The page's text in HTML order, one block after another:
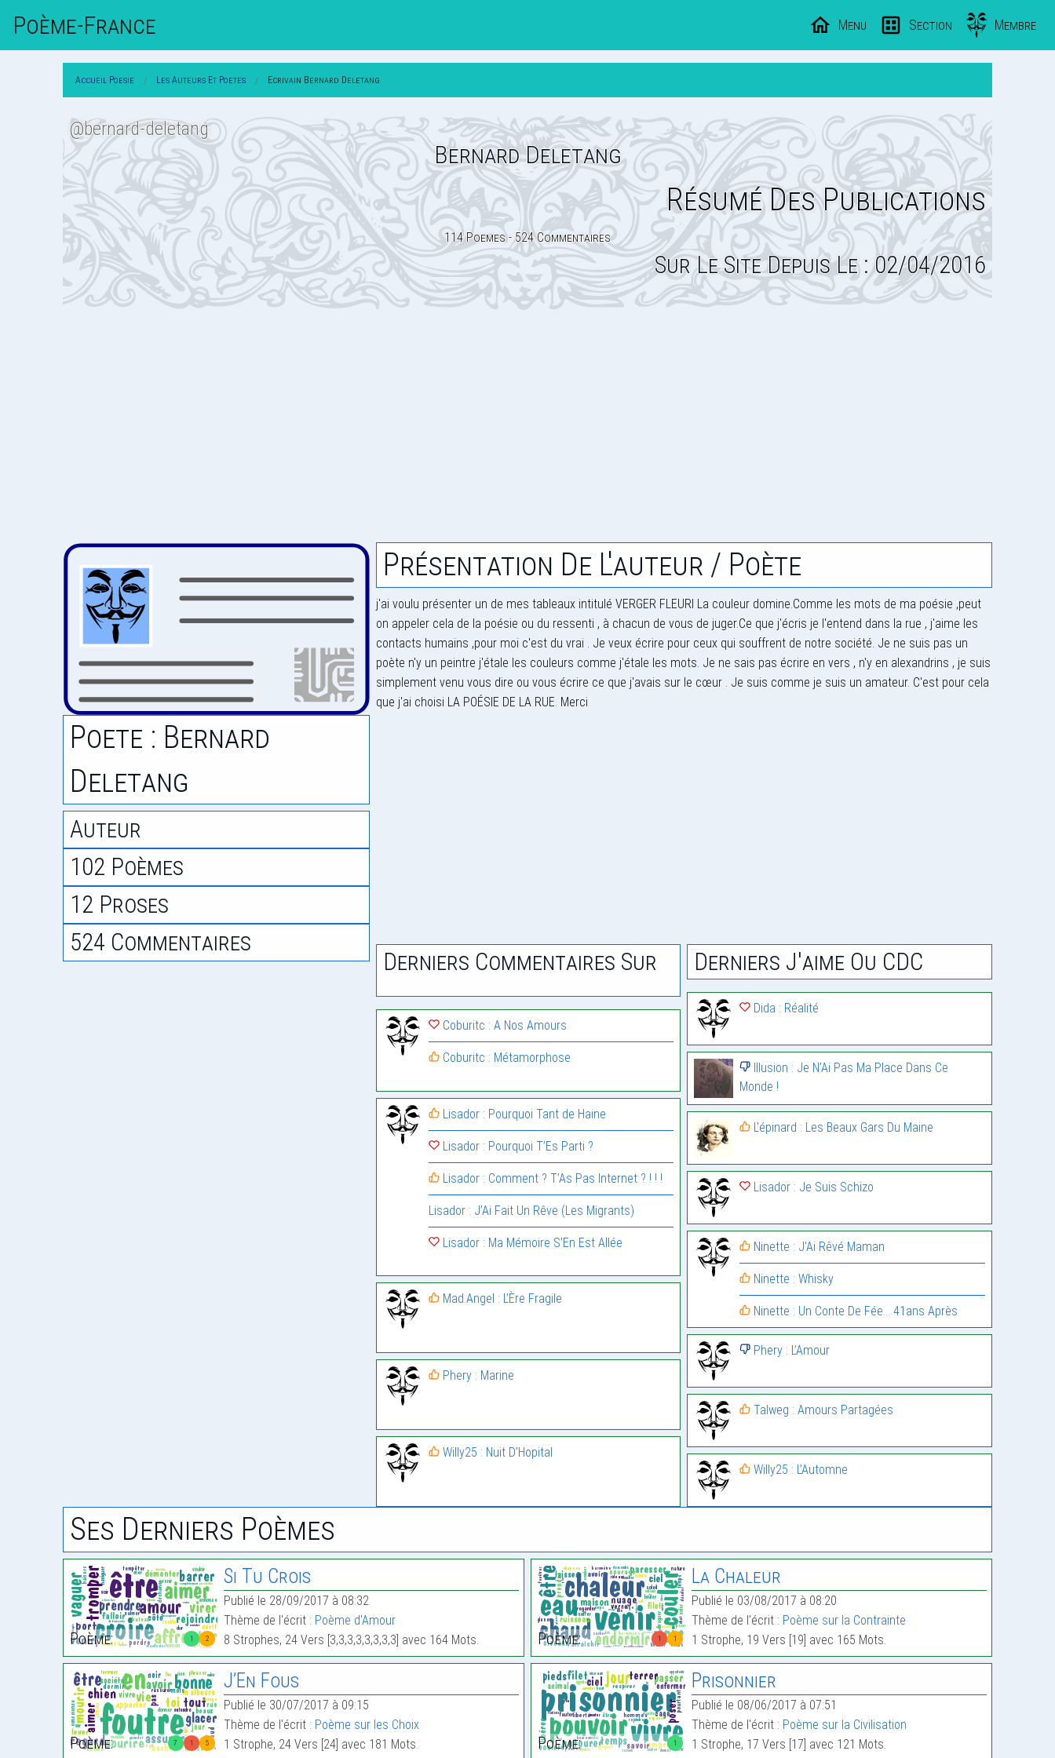
Poème-FrAnce Menu Section Membre
Accueil Poesie Les Auteurs Et Poetes Ecrivain Bernard Deletang
Bernard Deletang
@bernard-deletang
Résumé Des Publications
114 Poemes - 524 Commentaires
Sur Le Site Depuis Le : 02/04/2016
Poete : Bernard
Deletang
Auteur
102 Poèmes
12 Proses
524 Commentaires
Présentation De L'auteur / Poète
j'ai voulu présenter un de mes tableaux intitulé VERGER FLEURI La couleur domine.Comme les mots de ma poésie ,peut
on appeler cela de la poésie ou du ressenti , à chacun de vous de juger.Ce que j'écris je l'entend dans la rue , j'aime les
contacts humains ,pour moi c'est du vrai . Je veux écrire pour ceux qui souffrent de notre société. Je ne suis pas un
poète n'y un peintre j'étale les couleurs comme j'étale les mots. Je ne sais pas écrire en vers , n'y en alexandrins , je suis
simplement venu vous dire ou vous écrire ce que j'avais sur le cœur . Je suis comme je suis un amateur. C'est pour cela
que j'ai choisi LA POÉSIE DE LA RUE. Merci
Derniers Commentaires Sur
Coburitc : A Nos Amours
Coburitc : Métamorphose
Lisador : Pourquoi Tant de Haine
Lisador : Pourquoi T’Es Parti ?
Lisador : Comment ? T’As Pas Internet ? ! ! !
Lisador : J’Ai Fait Un Rêve (Les Migrants)
Lisador : Ma Mémoire S’En Est Allée
Mad.Angel : L’Ère Fragile
Phery : Marine
Willy25 : Nuit D’Hopital
Derniers J'aime Ou CDC
Dida : Réalité
Illusion : Je N’Ai Pas Ma Place Dans Ce
Monde !
L'épinard : Les Beaux Gars Du Maine
Lisador : Je Suis Schizo
Ninette : J’Ai Rêvé Maman
Ninette : Whisky
Ninette : Un Conte De Fée… 41ans Après
Phery : L’Amour
Talweg : Amours Partagées
Willy25 : L’Automne
Ses Derniers Poèmes
1 2
Poème:
Si Tu Crois
Publié le 28/09/2017 à 08:32
Thème de l'écrit : Poème d'Amour
8 Strophes, 24 Vers [3,3,3,3,3,3,3,3] avec 164 Mots.
1 1
Poème:
La Chaleur
Publié le 03/08/2017 à 08:20
Thème de l'écrit : Poème sur la Contrainte
1 Strophe, 19 Vers [19] avec 165 Mots.
7 1 5
Poème:
J’En Fous
Publié le 30/07/2017 à 09:15
Thème de l'écrit : Poème sur les Choix
1 Strophe, 24 Vers [24] avec 181 Mots.
1
Poème:
Prisonnier
Publié le 08/06/2017 à 07:51
Thème de l'écrit : Poème sur la Civilisation
1 Strophe, 17 Vers [17] avec 121 Mots.